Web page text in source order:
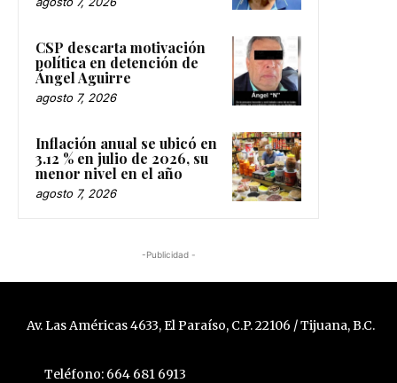
CSP descarta motivación
política en detención de
Ángel Aguirre
agosto 7, 2026
Inflación anual se ubicó en
3.12 % en julio de 2026, su
menor nivel en el año
agosto 7, 2026
-Publicidad -
Av. Las Américas 4633, El Paraíso, C.P. 22106 / Tijuana, B.C.
Teléfono: 664 681 6913